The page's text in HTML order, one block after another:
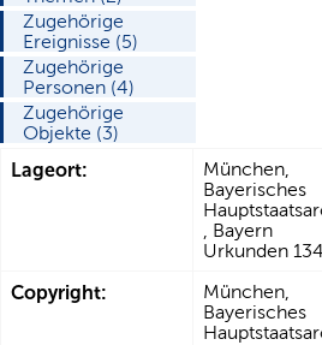
Zugehörige
Ereignisse (5)
Zugehörige
Personen (4)
Zugehörige
Objekte (3)
Lageort:
München,
Bayerisches
, Bayern
Urkunden
Copyright:
München,
Bayerisches